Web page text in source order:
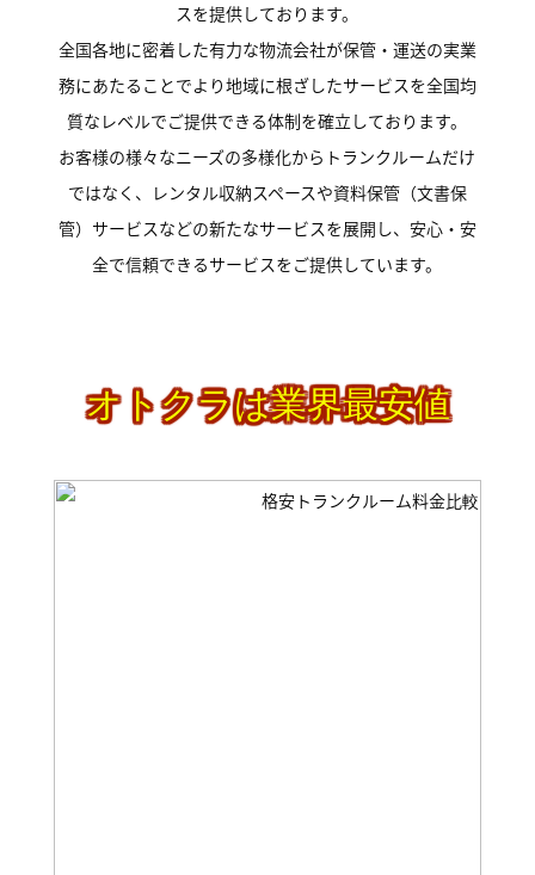
スを提供しております。
全国各地に密着した有力な物流会社が保管・運送の実業
務にあたることでより地域に根ざしたサービスを全国均
質なレベルでご提供できる体制を確立しております。
お客様の様々なニーズの多様化からトランクルームだけ
ではなく、レンタル収納スペースや資料保管（文書保
管）サービスなどの新たなサービスを展開し、安心・安
全で信頼できるサービスをご提供しています。
オトクラは業界最安値